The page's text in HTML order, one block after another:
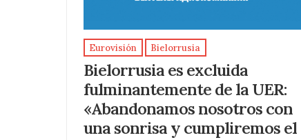
Eurovisión Bielorrusia
Bielorrusia es excluida
fulminantemente de la UER:
«Abandonamos nosotros con
una sonrisa y cumpliremos el